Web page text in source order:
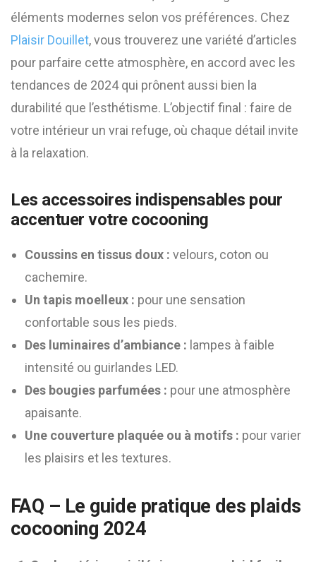
éléments modernes selon vos préférences. Chez
Plaisir Douillet, vous trouverez une variété d’articles
pour parfaire cette atmosphère, en accord avec les
tendances de 2024 qui prônent aussi bien la
durabilité que l’esthétisme. L’objectif final : faire de
votre intérieur un vrai refuge, où chaque détail invite
à la relaxation.
Les accessoires indispensables pour
accentuer votre cocooning
Coussins en tissus doux : velours, coton ou
cachemire.
Un tapis moelleux : pour une sensation
confortable sous les pieds.
Des luminaires d’ambiance : lampes à faible
intensité ou guirlandes LED.
Des bougies parfumées : pour une atmosphère
apaisante.
Une couverture plaquée ou à motifs : pour varier
les plaisirs et les textures.
FAQ – Le guide pratique des plaids
cocooning 2024